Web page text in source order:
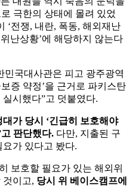
극한의 상태에 몰려 있었
‘전쟁, 내란, 폭동, 해외재난
난상황’에 해당하지 않는다
민국대사관은 피고 광주광역
증 약정’을 근거로 파키스탄
시했다”고 덧붙였다.
가 당시 ‘긴급히 보호해야
판단했다. 다만, 지출된 구
가 있다고 봤다.
보호할 필요가 있는 해외위
것이고, 당시 위 베이스캠프에